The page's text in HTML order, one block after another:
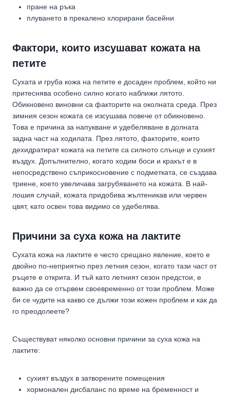
пране на ръка
плуването в прекалено хлорирани басейни
Фактори, които изсушават кожата на
петите
Сухата и груба кожа на петите е досаден проблем, който ни
притеснява особено силно когато наближи лятото.
Обикновено виновни са факторите на околната среда. През
зимния сезон кожата се изсушава повече от обикновено.
Това е причина за напукване и удебеляване в долната
задна част на ходилата. През лятото, факторите, които
дехидратират кожата на петите са силното слънце и сухият
въздух. Допълнително, когато ходим боси и кракът е в
непосредствено съприкосновение с подметката, се създава
триене, което увеличава загрубяването на кожата. В най-
лошия случай, кожата придобива жълтеникав или червен
цвят, като освен това видимо се удебелява.
Причини за суха кожа на лактите
Сухата кожа на лактите е често срещано явление, което е
двойно по-неприятно през летния сезон, когато тази част от
ръцете е открита. И тъй като летният сезон предстои, е
важно да се отървем своевременно от този проблем. Може
би се чудите на какво се дължи този кожен проблем и как да
го преодолеете?
Съществуват няколко основни причини за суха кожа на
лактите:
сухият въздух в затворените помещения
хормонален дисбаланс по време на бременност и